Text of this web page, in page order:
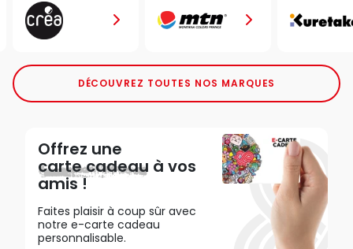
DÉCOUVREZ TOUTES NOS MARQUES
Offrez une
carte cadeau à vos
amis !
Faites plaisir à coup sûr avec
notre e-carte cadeau
personnalisable.